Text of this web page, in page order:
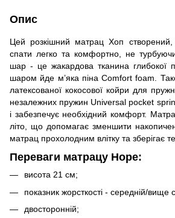
Опис
Цей розкішний матрац Хоп
спати легко та комфортно, не
шар - це жакардова тканина глибокої
шаром йде м’яка піна Comfort foam.
латексованої кокосової койри для
незалежних пружин Universal pocket
і забезпечує необхідний комфорт.
літо, що допомагає зменшити
матрац прохолодним влітку та зберігає
Переваги матрацу Hope:
висота 21 см;
показник жорсткості - середній/вище
двосторонній;